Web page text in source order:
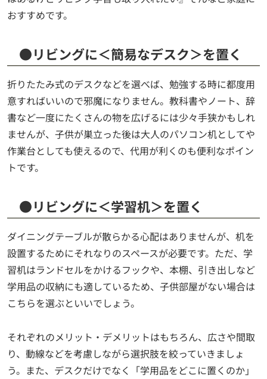
おすすめです。
●リビングに＜簡易なデスク＞を置く
折りたたみ式のデスクなどを選べば、勉強する時に都度用
意すればいいので邪魔になりません。教科書やノート、辞
書など一度にたくさんの物を広げるには少々手狭かもしれ
ませんが、子供が巣立った後は大人のパソコン机としてや
作業台としても使えるので、代用が利くのも便利なポイン
トです。
●リビングに＜学習机＞を置く
ダイニングテーブルが散らかる心配はありませんが、机を
設置するためにそれなりのスペースが必要です。ただ、学
習机はランドセルをかけるフックや、本棚、引き出しなど
学用品の収納にも適しているため、子供部屋がない場合は
こちらを選ぶといいでしょう。
それぞれのメリット・デメリットはもちろん、広さや間取
り、動線などを考慮しながら選択肢を絞っていきましょ
う。また、デスクだけでなく「学用品をどこに置くのか」